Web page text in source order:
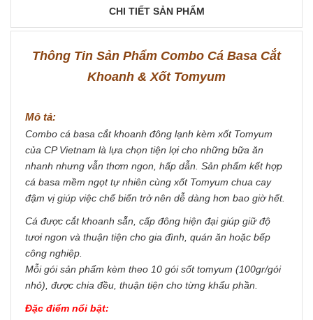
CHI TIẾT SẢN PHẨM
Thông Tin Sản Phẩm Combo Cá Basa Cắt
Khoanh & Xốt Tomyum
Mô tả:
Combo cá basa cắt khoanh đông lạnh kèm xốt Tomyum
của CP Vietnam là lựa chọn tiện lợi cho những bữa ăn
nhanh nhưng vẫn thơm ngon, hấp dẫn. Sản phẩm kết hợp
cá basa mềm ngọt tự nhiên cùng xốt Tomyum chua cay
đậm vị giúp việc chế biến trở nên dễ dàng hơn bao giờ hết.
Cá được cắt khoanh sẵn, cấp đông hiện đại giúp giữ độ
tươi ngon và thuận tiện cho gia đình, quán ăn hoặc bếp
công nghiệp.
Mỗi gói sản phẩm kèm theo 10 gói sốt tomyum (100gr/gói
nhỏ), được chia đều, thuận tiện cho từng khẩu phần.
Đặc điểm nổi bật: